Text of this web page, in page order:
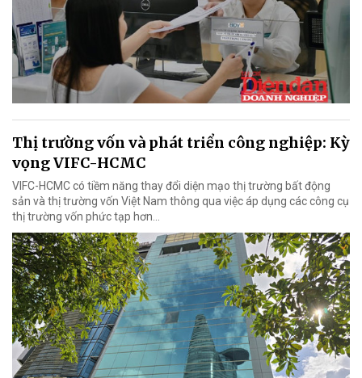
Thị trường vốn và phát triển công nghiệp: Kỳ
vọng VIFC-HCMC
VIFC-HCMC có tiềm năng thay đổi diện mạo thị trường bất động
sản và thị trường vốn Việt Nam thông qua việc áp dụng các công cụ
thị trường vốn phức tạp hơn...